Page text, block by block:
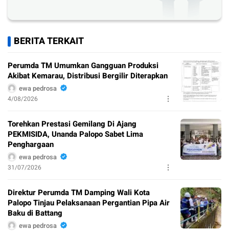
BERITA TERKAIT
Perumda TM Umumkan Gangguan Produksi
Akibat Kemarau, Distribusi Bergilir Diterapkan
ewa pedrosa
4/08/2026
Torehkan Prestasi Gemilang Di Ajang
PEKMISIDA, Unanda Palopo Sabet Lima
Penghargaan
ewa pedrosa
31/07/2026
Direktur Perumda TM Damping Wali Kota
Palopo Tinjau Pelaksanaan Pergantian Pipa Air
Baku di Battang
ewa pedrosa